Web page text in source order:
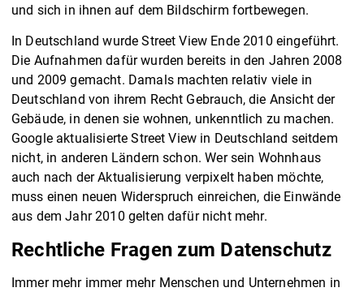
und sich in ihnen auf dem Bildschirm fortbewegen.
In Deutschland wurde Street View Ende 2010 eingeführt.
Die Aufnahmen dafür wurden bereits in den Jahren 2008
und 2009 gemacht. Damals machten relativ viele in
Deutschland von ihrem Recht Gebrauch, die Ansicht der
Gebäude, in denen sie wohnen, unkenntlich zu machen.
Google aktualisierte Street View in Deutschland seitdem
nicht, in anderen Ländern schon. Wer sein Wohnhaus
auch nach der Aktualisierung verpixelt haben möchte,
muss einen neuen Widerspruch einreichen, die Einwände
aus dem Jahr 2010 gelten dafür nicht mehr.
Rechtliche Fragen zum Datenschutz
Immer mehr immer mehr Menschen und Unternehmen in